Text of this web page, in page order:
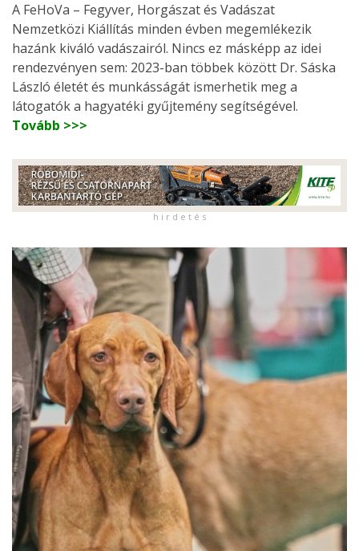
A FeHoVa – Fegyver, Horgászat és Vadászat
Nemzetközi Kiállítás minden évben megemlékezik
hazánk kiváló vadászairól. Nincs ez másképp az idei
rendezvényen sem: 2023-ban többek között Dr. Sáska
László életét és munkásságát ismerhetik meg a
látogatók a hagyatéki gyűjtemény segítségével.
Tovább >>>
h i r d e t é s